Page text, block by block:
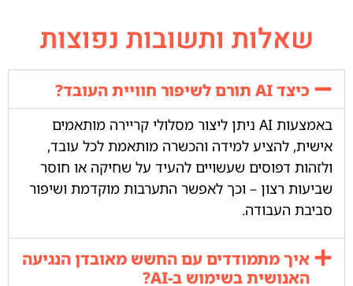
שאלות ותשובות נפוצות
כיצד AI תורם לשיפור חוויית העובד?
באמצעות AI ניתן ליצור מסלולי קריירה מותאמים
אישית, להציע למידה והכשרה מותאמת לכל עובד,
ולזהות דפוסים שעשויים להעיד על שחיקה או חוסר
שביעות רצון – וכך לאפשר התערבות מוקדמת ושיפור
סביבת העבודה.
איך מתמודדים עם החשש מאובדן הנגיעה
האנושית בשימוש ב-AI?